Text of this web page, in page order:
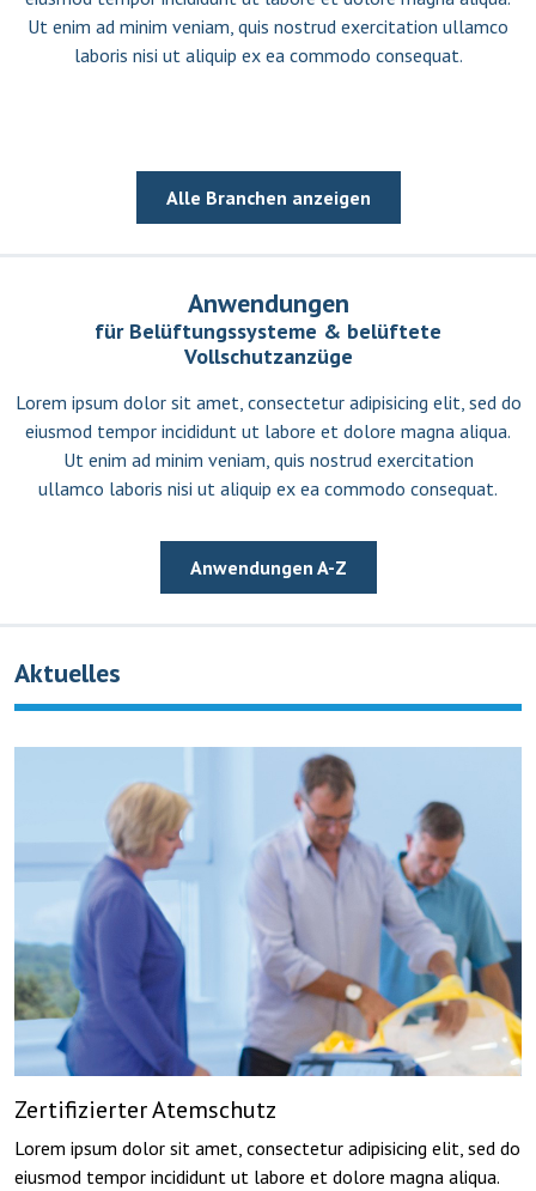
Ut enim ad minim veniam, quis nostrud exercitation ullamco
laboris nisi ut aliquip ex ea commodo consequat.
Alle Branchen anzeigen
Anwendungen
für Belüftungssysteme & belüftete
Vollschutzanzüge
Lorem ipsum dolor sit amet, consectetur adipisicing elit, sed do
eiusmod tempor incididunt ut labore et dolore magna aliqua.
Ut enim ad minim veniam, quis nostrud exercitation
ullamco laboris nisi ut aliquip ex ea commodo consequat.
Anwendungen A-Z
Aktuelles
Zertifizierter Atemschutz
Lorem ipsum dolor sit amet, consectetur adipisicing elit, sed do
eiusmod tempor incididunt ut labore et dolore magna aliqua.